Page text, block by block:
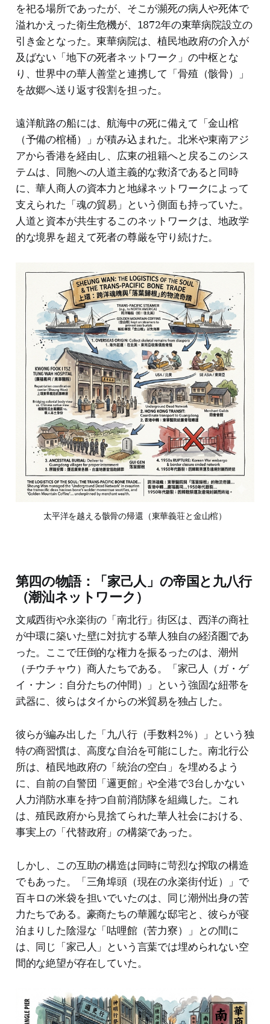
を祀る場所であったが、そこが瀕死の病人や死体で
溢れかえった衛生危機が、1872年の東華病院設立の
引き金となった。東華病院は、植民地政府の介入が
及ばない「地下の死者ネットワーク」の中枢とな
り、世界中の華人善堂と連携して「骨殖（骸骨）」
を故郷へ送り返す役割を担った。
遠洋航路の船には、航海中の死に備えて「金山棺
（予備の棺桶）」が積み込まれた。北米や東南アジ
アから香港を経由し、広東の祖籍へと戻るこのシス
テムは、同胞への人道主義的な救済であると同時
に、華人商人の資本力と地縁ネットワークによって
支えられた「魂の貿易」という側面も持っていた。
人道と資本が共生するこのネットワークは、地政学
的な境界を超えて死者の尊厳を守り続けた。
太平洋を越える骸骨の帰還（東華義荘と金山棺）
第四の物語：「家己人」の帝国と九八行
（潮汕ネットワーク）
文咸西街や永楽街の「南北行」街区は、西洋の商社
が中環に築いた壁に対抗する華人独自の経済圏であ
った。ここで圧倒的な権力を振るったのは、潮州
（チウチャウ）商人たちである。「家己人（ガ・ゲ
イ・ナン：自分たちの仲間）」という強固な紐帯を
武器に、彼らはタイからの米貿易を独占した。
彼らが編み出した「九八行（手数料2%）」という独
特の商習慣は、高度な自治を可能にした。南北行公
所は、植民地政府の「統治の空白」を埋めるよう
に、自前の自警団「邏更館」や全港で3台しかない
人力消防水車を持つ自前消防隊を組織した。これ
は、殖民政府から見捨てられた華人社会における、
事実上の「代替政府」の構築であった。
しかし、この互助の構造は同時に苛烈な搾取の構造
でもあった。「三角埠頭（現在の永楽街付近）」で
百キロの米袋を担いでいたのは、同じ潮州出身の苦
力たちである。豪商たちの華麗な邸宅と、彼らが寝
泊まりした陰湿な「咕哩館（苦力寮）」との間に
は、同じ「家己人」という言葉では埋められない空
間的な絶望が存在していた。